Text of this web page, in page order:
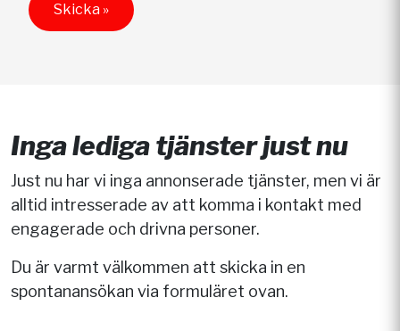
Skicka »
Inga lediga tjänster just nu
Just nu har vi inga annonserade tjänster, men vi är
alltid intresserade av att komma i kontakt med
engagerade och drivna personer.
Du är varmt välkommen att skicka in en
spontanansökan via formuläret ovan.